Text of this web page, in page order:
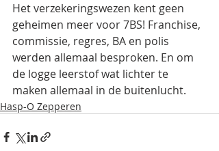
Het verzekeringswezen kent geen
geheimen meer voor 7BS! Franchise,
commissie, regres, BA en polis
werden allemaal besproken. En om
de logge leerstof wat lichter te
maken allemaal in de buitenlucht.
Hasp-O Zepperen